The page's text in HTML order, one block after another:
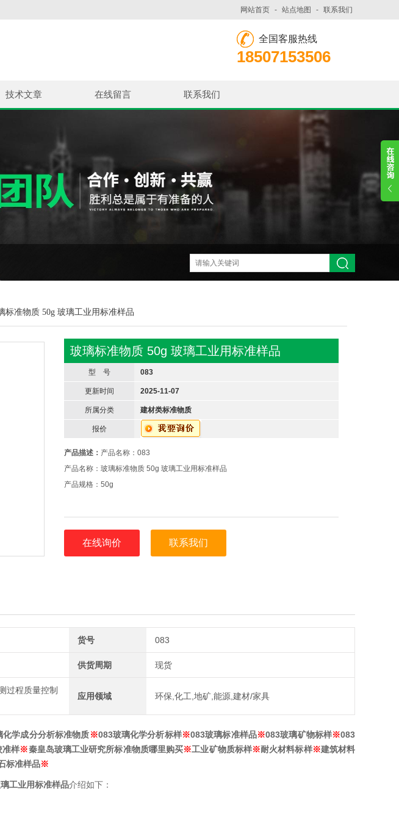
网站首页 - 站点地图 - 联系我们
全国客服热线
18507153506
技术文章 在线留言 联系我们
标准物质 50g 玻璃工业用标准样品
玻璃标准物质 50g 玻璃工业用标准样品
型 号 083
更新时间 2025-11-07
所属分类 建材类标准物质
报价
产品描述： 产品名称：083
产品名称：玻璃标准物质 50g 玻璃工业用标准样品
产品规格：50g
在线询价 联系我们
货号 083
供货周期 现货
过程质量控制
应用领域 环保,化工,地矿,能源,建材/家具
化学成分分析标准物质※083玻璃化学分析标样※083玻璃标准样品※083玻璃矿物标样※083
准样※秦皇岛玻璃工业研究所标准物质哪里购买※工业矿物质标样※耐火材料标样※建筑材料
标准样品※
工业用标准样品介绍如下：